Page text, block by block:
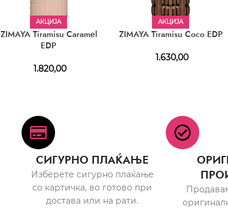
АКЦИЈА
ZIMAYA Tiramisu Caramel
EDP
1.820,00
АКЦИЈА
ZIMAYA Tiramisu Coco EDP
1.630,00
СИГУРНО ПЛАЌАЊЕ
Изберете сигурно плаќање
со картичка, во готово при
достава или на рати.